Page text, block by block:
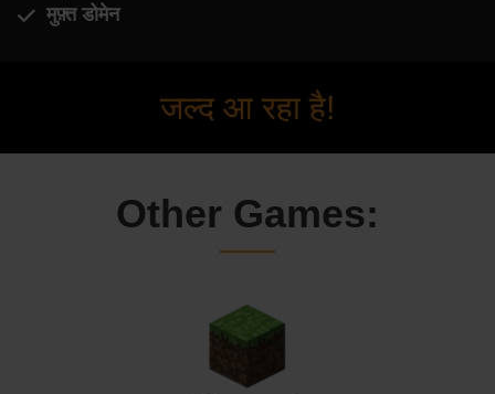
मुफ़्त डोमेन
जल्द आ रहा है!
Other Games: